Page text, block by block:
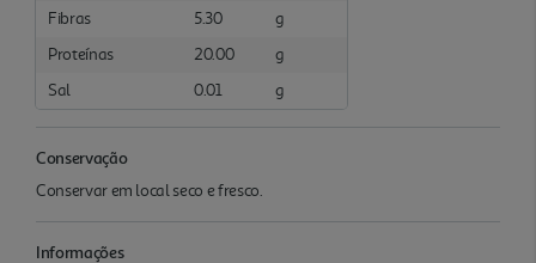
Fibras 5.30
g
Proteínas
20.00
g
Sal
0.01 g
Conservação
Conservar em local seco e fresco.
Informações